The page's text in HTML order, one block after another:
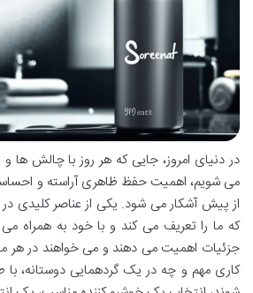
در دنیای امروز، جایی که هر روز با چالش ها
می شویم، اهمیت حفظ ظاهری آراسته و
از پیش آشکار می شود. یکی از عناصر کلیدی
که ما را تعریف می کند و با خود به همراه می
جزئیات اهمیت می دهند و می خواهند در هر
کاری مهم و چه در یک گردهمایی دوستانه، با